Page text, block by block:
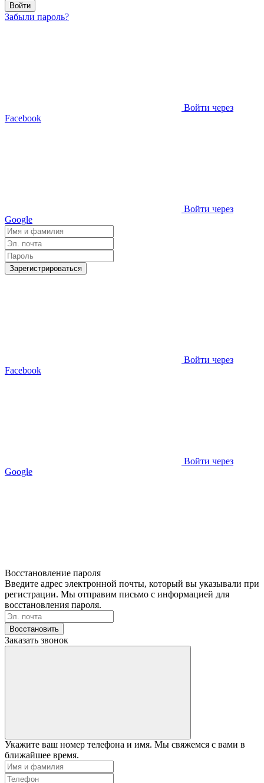
Войти
Забыли пароль?
Войти через
Facebook
Войти через
Google
Зарегистрироваться
Войти через
Facebook
Войти через
Google
Восстановление пароля
Введите адрес электронной почты, который вы указывали при
регистрации. Мы отправим письмо с информацией для
восстановления пароля.
Восстановить
Заказать звонок
Укажите ваш номер телефона и имя. Мы свяжемся с вами в
ближайшее время.